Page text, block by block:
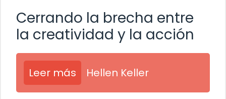
Cerrando la brecha entre
la creatividad y la acción
Leer más Hellen Keller